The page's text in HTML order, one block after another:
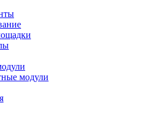
модули